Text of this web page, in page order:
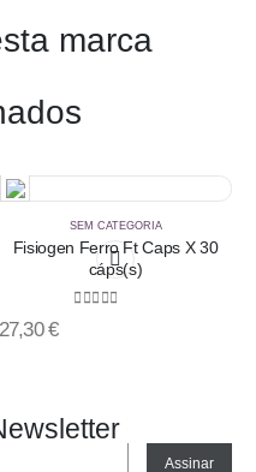
marca
SEM CATEGORIA
Fisiogen Ferro Ft Caps X 30
cáps(s)
27,30€
Assinar